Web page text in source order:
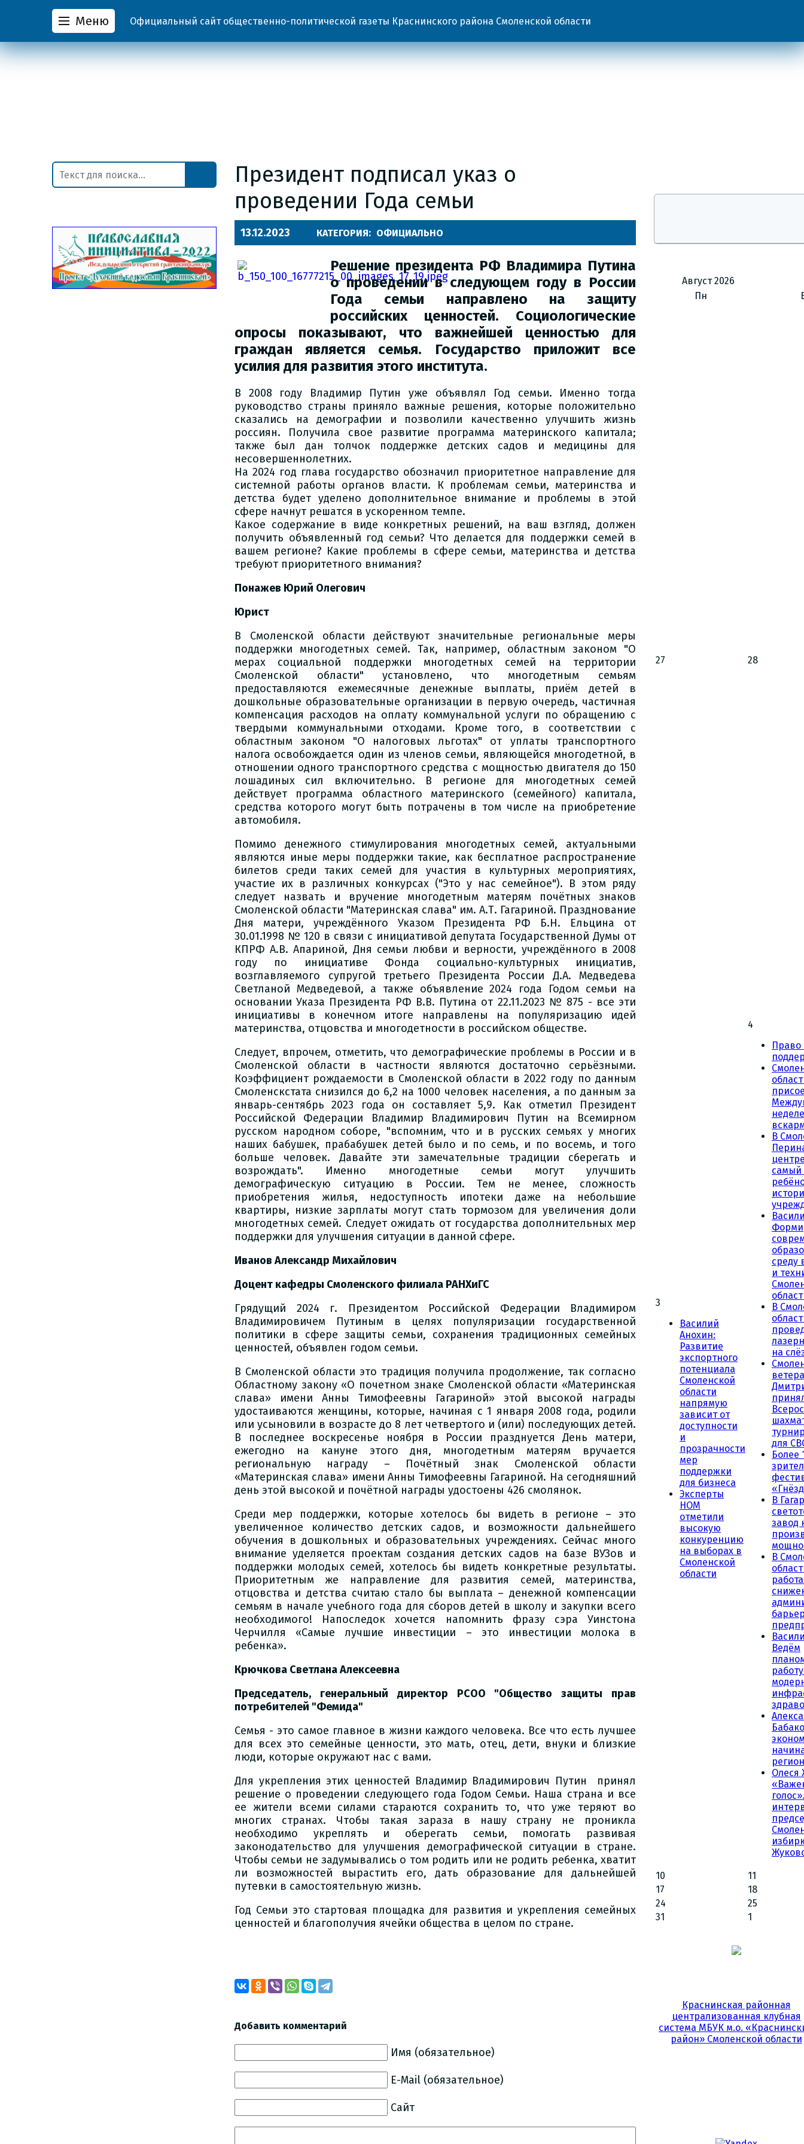
Меню Официальный сайт общественно-политической газеты Краснинского района Смоленской области
Президент подписал указ о
проведении Года семьи
13.12.2023 КАТЕГОРИЯ: ОФИЦИАЛЬНО
Решение президента РФ Владимира Путина
о проведении в следующем году в России
Года семьи направлено на защиту
российских ценностей. Социологические
опросы показывают, что важнейшей ценностью для
граждан является семья. Государство приложит все
усилия для развития этого института.
В 2008 году Владимир Путин уже объявлял Год семьи. Именно тогда
руководство страны приняло важные решения, которые положительно
сказались на демографии и позволили качественно улучшить жизнь
россиян. Получила свое развитие программа материнского капитала;
также был дан толчок поддержке детских садов и медицины для
несовершеннолетних.
На 2024 год глава государство обозначил приоритетное направление для
системной работы органов власти. К проблемам семьи, материнства и
детства будет уделено дополнительное внимание и проблемы в этой
сфере начнут решатся в ускоренном темпе.
Какое содержание в виде конкретных решений, на ваш взгляд, должен
получить объявленный год семьи? Что делается для поддержки семей в
вашем регионе? Какие проблемы в сфере семьи, материнства и детства
требуют приоритетного внимания?
Понажев Юрий Олегович
Юрист
В Смоленской области действуют значительные региональные меры
поддержки многодетных семей. Так, например, областным законом "О
мерах социальной поддержки многодетных семей на территории
Смоленской области" установлено, что многодетным семьям
предоставляются ежемесячные денежные выплаты, приём детей в
дошкольные образовательные организации в первую очередь, частичная
компенсация расходов на оплату коммунальной услуги по обращению с
твердыми коммунальными отходами. Кроме того, в соответствии с
областным законом "О налоговых льготах" от уплаты транспортного
налога освобождается один из членов семьи, являющейся многодетной, в
отношении одного транспортного средства с мощностью двигателя до 150
лошадиных сил включительно. В регионе для многодетных семей
действует программа областного материнского (семейного) капитала,
средства которого могут быть потрачены в том числе на приобретение
автомобиля.
Помимо денежного стимулирования многодетных семей, актуальными
являются иные меры поддержки такие, как бесплатное распространение
билетов среди таких семей для участия в культурных мероприятиях,
участие их в различных конкурсах ("Это у нас семейное"). В этом ряду
следует назвать и вручение многодетным матерям почётных знаков
Смоленской области "Материнская слава" им. А.Т. Гагариной. Празднование
Дня матери, учреждённого Указом Президента РФ Б.Н. Ельцина от
30.01.1998 № 120 в связи с инициативой депутата Государственной Думы от
КПРФ А.В. Апариной, Дня семьи любви и верности, учреждённого в 2008
году по инициативе Фонда социально-культурных инициатив,
возглавляемого супругой третьего Президента России Д.А. Медведева
Светланой Медведевой, а также объявление 2024 года Годом семьи на
основании Указа Президента РФ В.В. Путина от 22.11.2023 № 875 - все эти
инициативы в конечном итоге направлены на популяризацию идей
материнства, отцовства и многодетности в российском обществе.
Следует, впрочем, отметить, что демографические проблемы в России и в
Смоленской области в частности являются достаточно серьёзными.
Коэффициент рождаемости в Смоленской области в 2022 году по данным
Смоленскстата снизился до 6,2 на 1000 человек населения, а по данным за
январь-сентябрь 2023 года он составляет 5,9. Как отметил Президент
Российской Федерации Владимир Владимирович Путин на Всемирном
русском народном соборе, "вспомним, что и в русских семьях у многих
наших бабушек, прабабушек детей было и по семь, и по восемь, и того
больше человек. Давайте эти замечательные традиции сберегать и
возрождать". Именно многодетные семьи могут улучшить
демографическую ситуацию в России. Тем не менее, сложность
приобретения жилья, недоступность ипотеки даже на небольшие
квартиры, низкие зарплаты могут стать тормозом для увеличения доли
многодетных семей. Следует ожидать от государства дополнительных мер
поддержки для улучшения ситуации в данной сфере.
Иванов Александр Михайлович
Доцент кафедры Смоленского филиала РАНХиГС
Грядущий 2024 г. Президентом Российской Федерации Владимиром
Владимировичем Путиным в целях популяризации государственной
политики в сфере защиты семьи, сохранения традиционных семейных
ценностей, объявлен годом семьи.
В Смоленской области это традиция получила продолжение, так согласно
Областному закону «О почетном знаке Смоленской области «Материнская
слава» имени Анны Тимофеевны Гагариной» этой высокой награды
удостаиваются женщины, которые, начиная с 1 января 2008 года, родили
или усыновили в возрасте до 8 лет четвертого и (или) последующих детей.
В последнее воскресенье ноября в России празднуется День матери,
ежегодно на кануне этого дня, многодетным матерям вручается
региональную награду – Почётный знак Смоленской области
«Материнская слава» имени Анны Тимофеевны Гагариной. На сегодняшний
день этой высокой и почётной награды удостоены 426 смолянок.
Среди мер поддержки, которые хотелось бы видеть в регионе – это
увеличенное количество детских садов, и возможности дальнейшего
обучения в дошкольных и образовательных учреждениях. Сейчас много
внимание уделяется проектам создания детских садов на базе ВУЗов и
поддержки молодых семей, хотелось бы видеть конкретные результаты.
Приоритетным же направление для развития семей, материнства,
отцовства и детства считаю стало бы выплата – денежной компенсации
семьям в начале учебного года для сборов детей в школу и закупки всего
необходимого! Напоследок хочется напомнить фразу сэра Уинстона
Черчилля «Самые лучшие инвестиции – это инвестиции молока в
ребенка».
Крючкова Светлана Алексеевна
Председатель, генеральный директор РСОО "Общество защиты прав
потребителей "Фемида"
Семья - это самое главное в жизни каждого человека. Все что есть лучшее
для всех это семейные ценности, это мать, отец, дети, внуки и близкие
люди, которые окружают нас с вами.
Для укрепления этих ценностей Владимир Владимирович Путин принял
решение о проведении следующего года Годом Семьи. Наша страна и все
ее жители всеми силами стараются сохранить то, что уже теряют во
многих странах. Чтобы такая зараза в нашу страну не проникла
необходимо укреплять и оберегать семьи, помогать развивая
законодательство для улучшения демографической ситуации в стране.
Чтобы семьи не задумывались о том родить или не родить ребенка, хватит
ли возможностей вырастить его, дать образование для дальнейшей
путевки в самостоятельную жизнь.
Год Семьи это стартовая площадка для развития и укрепления семейных
ценностей и благополучия ячейки общества в целом по стране.
Добавить комментарий
Имя (обязательное)
E-Mail (обязательное)
Сайт
Август 2026
Пн
27 28
3
Василий
Анохин:
Развитие
экспортного
потенциала
Смоленской
области
напрямую
зависит от
доступности
и
прозрачности
мер
поддержки
для бизнеса
Эксперты
НОМ
отметили
высокую
конкуренцию
на выборах в
Смоленской
области
4
Право
В
самый
среду
и
В
на
для
Более
В
завод
В
Ведём
Олеся
10
11
17
18
24
25
31
1
Краснинская районная
централизованная клубная
система МБУК м.о.
район» Смоленской области